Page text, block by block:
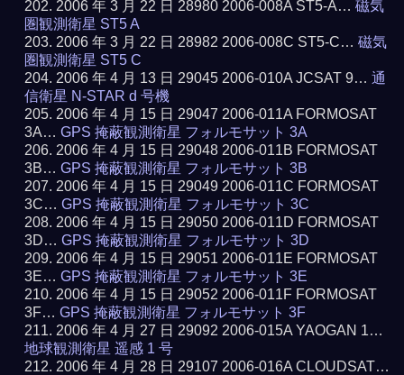
2006 年 3 月 22 日 28980 2006-008A ST5-A…磁気
圏観測衛星 ST5 A
2006 年 3 月 22 日 28982 2006-008C ST5-C…磁気
圏観測衛星 ST5 C
2006 年 4 月 13 日 29045 2006-010A JCSAT 9…通
信衛星 N-STAR d 号機
2006 年 4 月 15 日 29047 2006-011A FORMOSAT
3A…GPS 掩蔽観測衛星 フォルモサット 3A
2006 年 4 月 15 日 29048 2006-011B FORMOSAT
3B…GPS 掩蔽観測衛星 フォルモサット 3B
2006 年 4 月 15 日 29049 2006-011C FORMOSAT
3C…GPS 掩蔽観測衛星 フォルモサット 3C
2006 年 4 月 15 日 29050 2006-011D FORMOSAT
3D…GPS 掩蔽観測衛星 フォルモサット 3D
2006 年 4 月 15 日 29051 2006-011E FORMOSAT
3E…GPS 掩蔽観測衛星 フォルモサット 3E
2006 年 4 月 15 日 29052 2006-011F FORMOSAT
3F…GPS 掩蔽観測衛星 フォルモサット 3F
2006 年 4 月 27 日 29092 2006-015A YAOGAN 1…
地球観測衛星 遥感 1 号
2006 年 4 月 28 日 29107 2006-016A CLOUDSAT…